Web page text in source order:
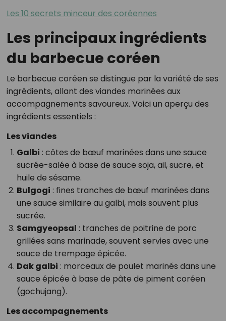
Les 10 secrets minceur des coréennes
Les principaux ingrédients
du barbecue coréen
Le barbecue coréen se distingue par la variété de ses
ingrédients, allant des viandes marinées aux
accompagnements savoureux. Voici un aperçu des
ingrédients essentiels :
Les viandes
Galbi : côtes de bœuf marinées dans une sauce
sucrée-salée à base de sauce soja, ail, sucre, et
huile de sésame.
Bulgogi : fines tranches de bœuf marinées dans
une sauce similaire au galbi, mais souvent plus
sucrée.
Samgyeopsal : tranches de poitrine de porc
grillées sans marinade, souvent servies avec une
sauce de trempage épicée.
Dak galbi : morceaux de poulet marinés dans une
sauce épicée à base de pâte de piment coréen
(gochujang).
Les accompagnements